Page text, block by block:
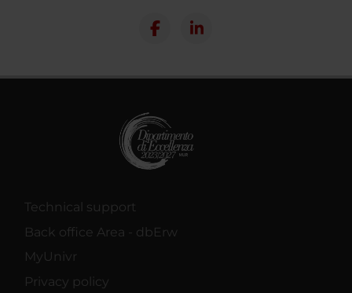
Technical support
Back office Area - dbErw
MyUnivr
Privacy policy